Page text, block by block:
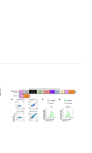
质母细胞瘤和卵巢癌